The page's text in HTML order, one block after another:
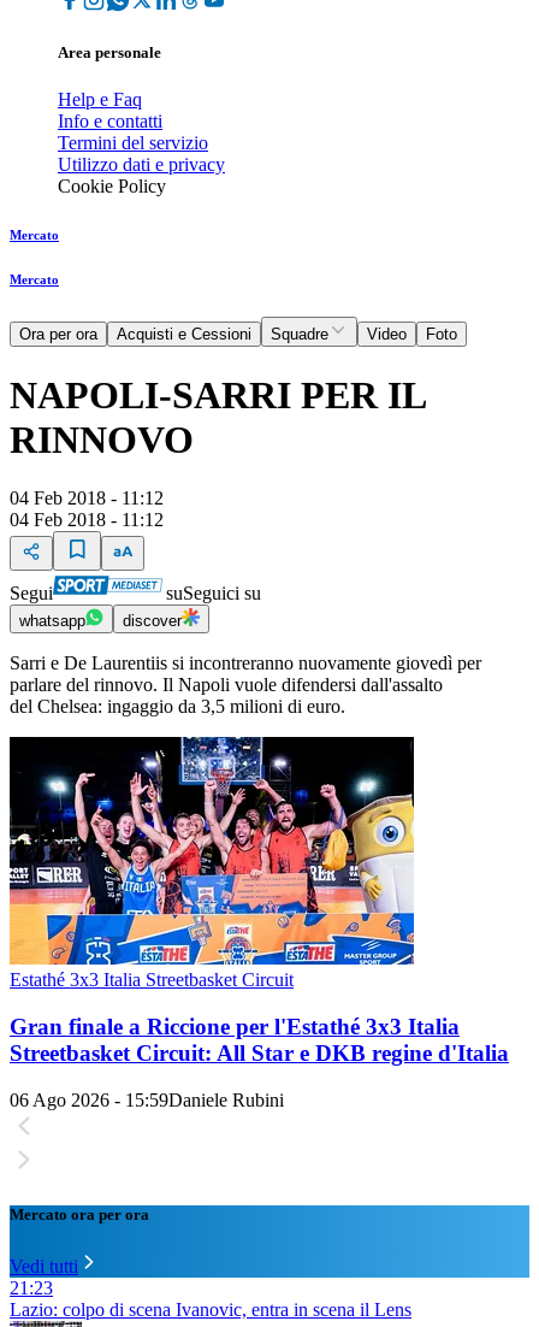
Area personale
Help e Faq
Info e contatti
Termini del servizio
Utilizzo dati e privacy
Cookie Policy
Mercato
Mercato
Ora per ora Acquisti e Cessioni Squadre Video Foto
NAPOLI-SARRI PER IL
RINNOVO
04 Feb 2018 - 11:12
04 Feb 2018 - 11:12
Segui suSeguici su
whatsapp discover
Sarri e De Laurentiis si incontreranno nuovamente giovedì per
parlare del rinnovo. Il Napoli vuole difendersi dall'assalto
del Chelsea: ingaggio da 3,5 milioni di euro.
Estathé 3x3 Italia Streetbasket Circuit
Gran finale a Riccione per l'Estathé 3x3 Italia
Streetbasket Circuit: All Star e DKB regine d'Italia
06 Ago 2026 - 15:59Daniele Rubini
Mercato ora per ora
Vedi tutti
21:23
Lazio: colpo di scena Ivanovic, entra in scena il Lens